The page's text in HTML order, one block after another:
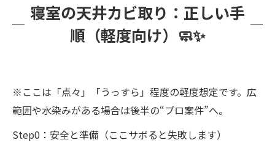
寝室の天井カビ取り：正しい手
順（軽度向け）🧼✨
※ここは「点々」「うっすら」程度の軽度想定です。広
範囲や水染みがある場合は後半の“プロ案件”へ。
Step0：安全と準備（ここサボると失敗します）